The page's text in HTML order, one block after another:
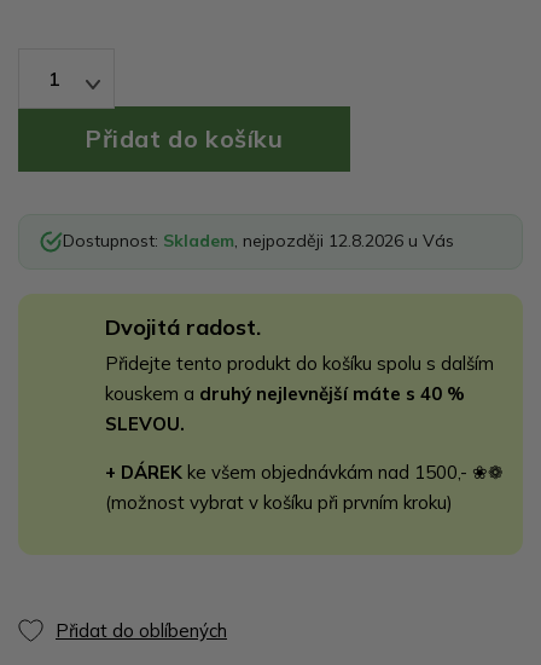
1
Dostupnost: Skladem, nejpozději 12.8.2026 u Vás
Dvojitá radost.
Přidejte tento produkt do košíku spolu s dalším
kouskem a druhý nejlevnější máte s 40 %
SLEVOU.
+ DÁREK ke všem objednávkám nad 1500,- ❀❁
(možnost vybrat v košíku při prvním kroku)
Přidat do oblíbených